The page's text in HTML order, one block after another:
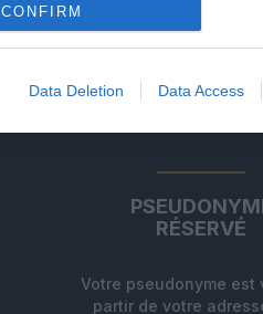
CONFIRM
Data Deletion Data Access
RÉSERVÉ
Votre pseudonyme est
partir de votre